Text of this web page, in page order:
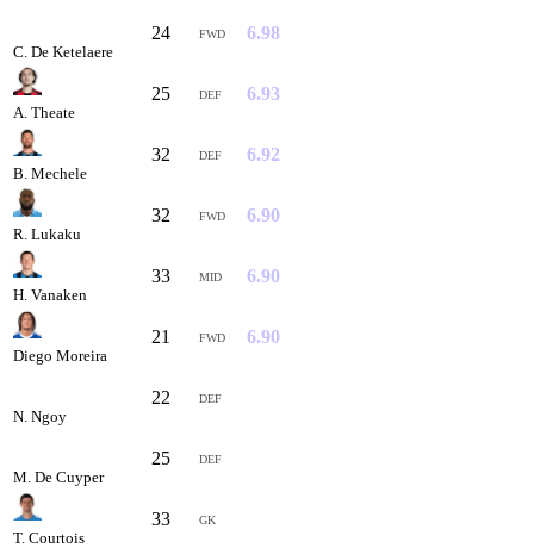
C. De Ketelaere
24 FWD 6.98
A. Theate
25 DEF 6.93
B. Mechele
32 DEF 6.92
R. Lukaku
32 FWD 6.90
H. Vanaken
33 MID 6.90
Diego Moreira
21 FWD 6.90
N. Ngoy
22 DEF
M. De Cuyper
25 DEF
T. Courtois
33 GK